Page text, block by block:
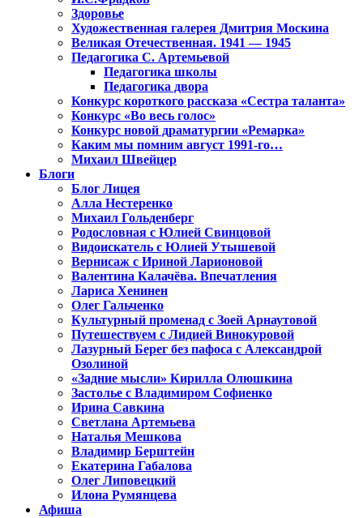
Здоровье
Художественная галерея Дмитрия Москина
Великая Отечественная. 1941 — 1945
Педагогика С. Артемьевой
Педагогика школы
Педагогика двора
Конкурс короткого рассказа «Сестра таланта»
Конкурс «Во весь голос»
Конкурс новой драматургии «Ремарка»
Каким мы помним август 1991-го…
Михаил Швейцер
Блоги
Блог Лицея
Алла Нестеренко
Михаил Гольденберг
Родословная с Юлией Свинцовой
Видоискатель с Юлией Утышевой
Вернисаж с Ириной Ларионовой
Валентина Калачёва. Впечатления
Лариса Хенинен
Олег Гальченко
Культурный променад с Зоей Арнаутовой
Путешествуем с Лидией Винокуровой
Лазурный Берег без пафоса с Александрой
Озолиной
«Задние мысли» Кирилла Олюшкина
Застолье с Владимиром Софиенко
Ирина Савкина
Светлана Артемьева
Наталья Мешкова
Владимир Берштейн
Екатерина Габалова
Олег Липовецкий
Илона Румянцева
Афиша